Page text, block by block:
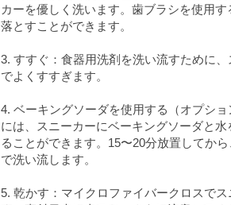
カーを優しく洗います。歯ブラシを使用
落とすことができます。
3. すすぐ：食器用洗剤を洗い流すために
でよくすすぎます。
4. ベーキングソーダを使用する（オプシ
には、スニーカーにベーキングソーダと
ることができます。15〜20分放置してか
で洗い流します。
5. 乾かす：マイクロファイバークロスで